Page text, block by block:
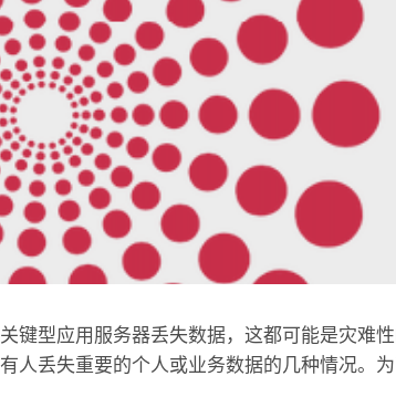
键型应用服务器丢失数据，这都可能是灾难
人丢失重要的个人或业务数据的几种情况。